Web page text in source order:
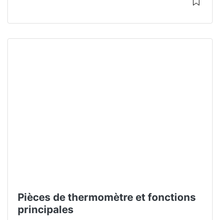
Pièces de thermomètre et fonctions
principales